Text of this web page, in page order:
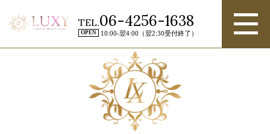
TEL.06-4256-1638
OPEN 10:00-翌4:00（翌2:30受付終了）